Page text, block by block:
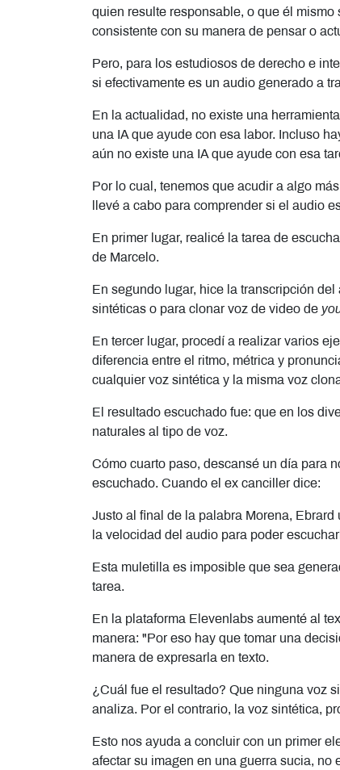
quien resulte responsable, o que él
consistente con su manera de pensar o
Pero, para los estudiosos de derecho e
si efectivamente es un audio generado a
En la actualidad, no existe una
una IA que ayude con esa labor. Incluso
aún no existe una IA que ayude con esa
Por lo cual, tenemos que acudir a algo
llevé a cabo para comprender si el audio
En primer lugar, realicé la tarea de
de Marcelo.
En segundo lugar, hice la transcripción
sintéticas o para clonar voz de video de
En tercer lugar, procedí a realizar varios
diferencia entre el ritmo, métrica y
cualquier voz sintética y la misma voz
El resultado escuchado fue: que en los
naturales al tipo de voz.
Cómo cuarto paso, descansé un día para
escuchado. Cuando el ex canciller dice:
Justo al final de la palabra Morena, Ebrard
la velocidad del audio para poder
Esta muletilla es imposible que sea
tarea.
En la plataforma Elevenlabs aumenté al
manera: "Por eso hay que tomar una
manera de expresarla en texto.
¿Cuál fue el resultado? Que ninguna voz
analiza. Por el contrario, la voz sintética,
Esto nos ayuda a concluir con un primer
afectar su imagen en una guerra sucia,